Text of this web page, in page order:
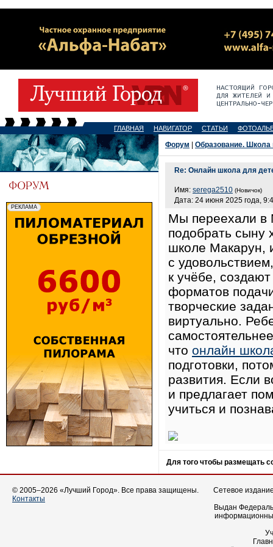
ГЛАВНАЯ НАВИГАТОР СТАТЬИ
Форум Образование. Школа
Re: Онлайн школа для
Имя: serega2510 (Новичок)
Дата: 24 июня 2025 года,
Мы переехали в
подобрать сыну
школе Макарун,
с
к учёбе,
форматов
творческие
виртуально.
что онлайн
подготовки,
развития. Если
и предлагает
учиться и
Для того чтобы размещать
© 2005–2026 «Лучший Город». Все права защищены.
Контакты
Сетевое
Выдан